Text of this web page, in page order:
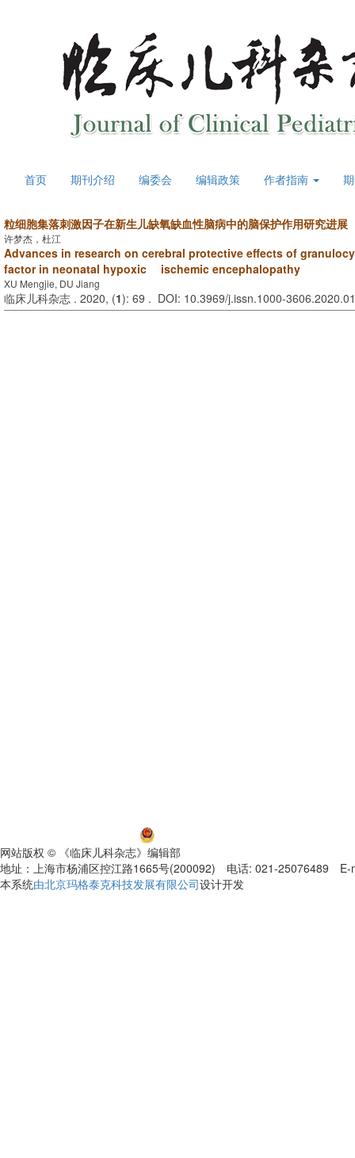
首页 期刊介绍 编委会 编辑政策 作者指南
粒细胞集落刺激因子在新生儿缺氧缺血性脑病中的脑保护作用研究进展
许梦杰，杜江
Advances in research on cerebral protective effects of
factor in neonatal hypoxic ischemic encephalopathy
XU Mengjie, DU Jiang
临床儿科杂志 . 2020, (1): 69 . DOI: 10.3969/j.issn.1000-
网站版权 © 《临床儿科杂志》编辑部
地址：上海市杨浦区控江路1665号(200092) 电话: 021-25076489 E-
本系统由北京玛格泰克科技发展有限公司设计开发